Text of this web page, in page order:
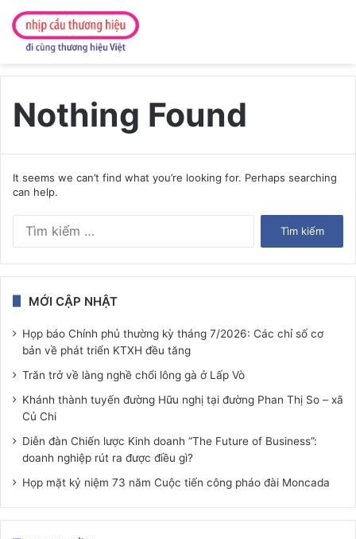
Nothing Found
It seems we can’t find what you’re looking for. Perhaps searching
can help.
MỚI CẬP NHẬT
Họp báo Chính phủ thường kỳ tháng 7/2026: Các chỉ số cơ
bản về phát triển KTXH đều tăng
Trăn trở về làng nghề chổi lông gà ở Lấp Vò
Khánh thành tuyến đường Hữu nghị tại đường Phan Thị So – xã
Củ Chi
Diễn đàn Chiến lược Kinh doanh “The Future of Business”:
doanh nghiệp rút ra được điều gì?
Họp mặt kỷ niệm 73 năm Cuộc tiến công pháo đài Moncada